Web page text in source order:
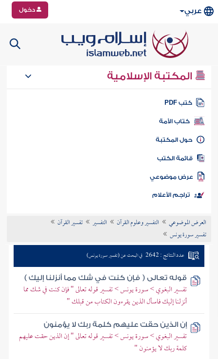
عربي دخول
المكتبة الإسلامية
كتب PDF
كتاب الأمة
المكتبة
الكتب
موضوعي
تراجم الأعلام
العرض الموضوعي التفسير وعلوم القرآن التفسير
تفسير القرآن
تفسير سورة يونس
عدد النتائج : 2642 في البحث عن (تفسير سورة يونس)
قوله تعالى ( فإن كنت في شك مما أنزلنا إليك )
تفسير البغوي > سورة يونس > تفسير قوله تعالى " فإن كنت في شك مما
أنزلنا إليك فاسأل الذين يقرءون الكتاب من قبلك "
إن الذين حقت عليهم كلمة ربك لا يؤمنون
تفسير البغوي > سورة يونس > تفسير قوله تعالى " إن الذين حقت عليهم
كلمة ربك لا يؤمنون "